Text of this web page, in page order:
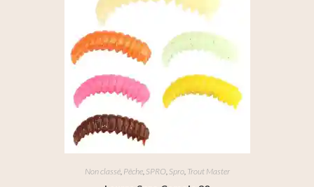
Non classé, Pêche, SPRO, Spro, Trout Master